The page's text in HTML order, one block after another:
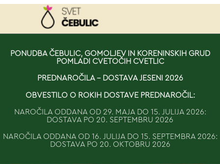
VAŠA KOŠARICA JE
PONUDBA ČEBULIC, GOMOLJEV IN KORENINSKIH GRUD
POMLADI CVETOČIH CVETLIC
PREDNAROČILA - DOSTAVA JESENI 2026
OBVESTILO O ROKIH DOSTAVE PREDNAROČIL:
NAROČILA ODDANA OD 29. MAJA DO 15. JULIJA 2026:
DOSTAVA PO 20. SEPTEMBRU 2026
NAROČILA ODDANA OD 16. JULIJA DO 15. SEPTEMBRA 2026:
DOSTAVA PO 20. OKTOBRU 2026